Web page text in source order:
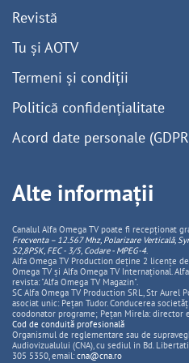
Revistă
Tu și AOTV
Termeni și condiții
Politică confidențialitate
Acord date personale
Alte informații
Canalul Alfa Omega TV poate fi recepționat
Frecventa – 12.567 Mhz, PolarizareVerticală,
S2,8PSK, FEC - 3/5, Codare - MPEG-4.
Alfa Omega TV Production deține 2 licențe
Omega TV și Alfa Omega TV Internațional.
revista: "Alfa Omega TV Magazin".
SC Alfa Omega TV Production SRL, Str Aurel
asociat unic: Pețan Tudor. Conducerea
coodonator programe; Pețan Mirela: director
Cod de conduită profesională
Organismul de reglementare sau de
Audiovizualului (CNA), cu sediul in Bd.
305 5350, email: cna@cna.ro